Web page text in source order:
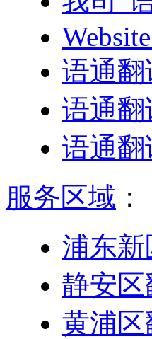
语通翻
语通
语通
服务区域 ：
浦东新
静安区
黄浦区